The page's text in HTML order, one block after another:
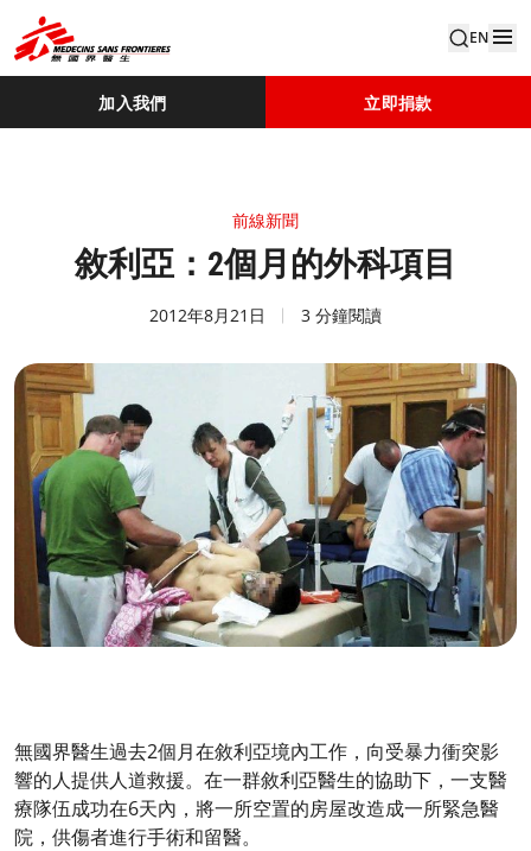
EN
加入我們 立即捐款
前線新聞
敘利亞：2個月的外科項目
2012年8月21日 3 分鐘閱讀
無國界醫生過去2個月在敘利亞境內工作，向受暴力衝突影
響的人提供人道救援。在一群敘利亞醫生的協助下，一支醫
療隊伍成功在6天內，將一所空置的房屋改造成一所緊急醫
院，供傷者進行手術和留醫。